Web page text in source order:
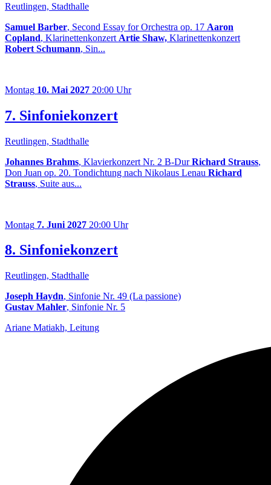
Reutlingen, Stadthalle
Samuel Barber, Second Essay for Orchestra op. 17 Aaron
Copland, Klarinettenkonzert Artie Shaw, Klarinettenkonzert
Robert Schumann, Sin...
Montag 10. Mai 2027 20:00 Uhr
7. Sinfoniekonzert
Reutlingen, Stadthalle
Johannes Brahms, Klavierkonzert Nr. 2 B-DurRichard Strauss,
Don Juan op. 20. Tondichtung nach Nikolaus Lenau Richard
Strauss, Suite aus...
Montag 7. Juni 2027 20:00 Uhr
8. Sinfoniekonzert
Reutlingen, Stadthalle
Joseph Haydn, Sinfonie Nr. 49 (La passione)
Gustav Mahler, Sinfonie Nr. 5
Ariane Matiakh, Leitung